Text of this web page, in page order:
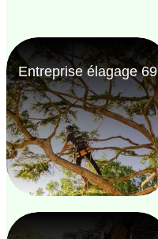
Entreprise élagage 69